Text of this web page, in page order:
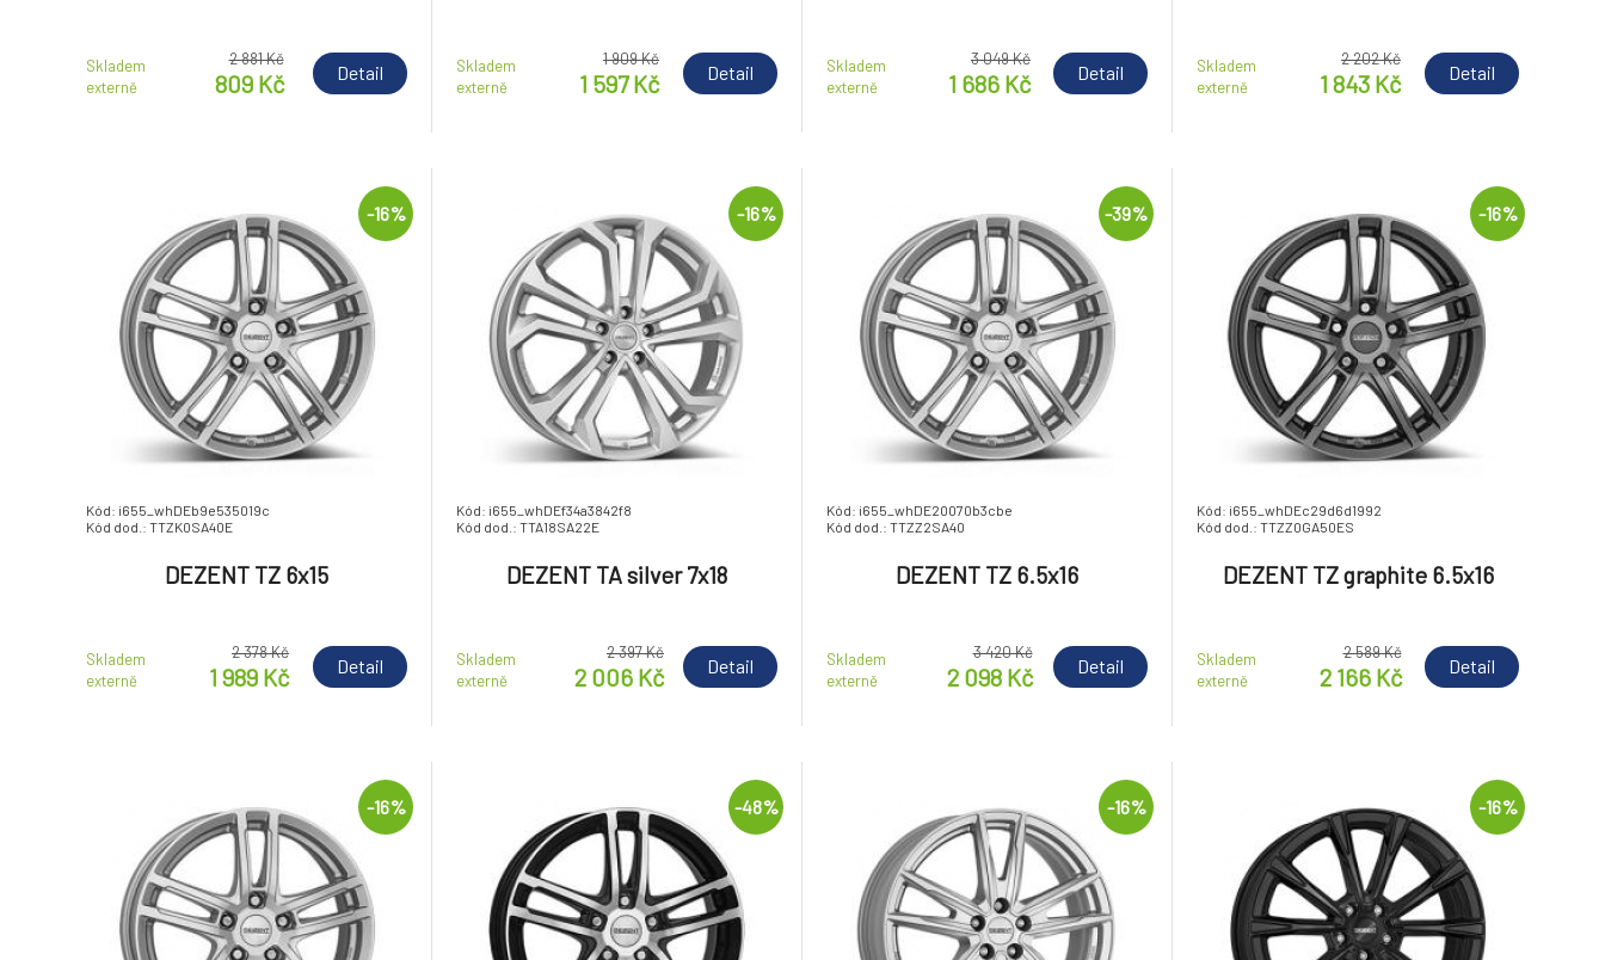
Skladem
externě
2 881 Kč
809 Kč Detail
Skladem
externě
1 909 Kč
1 597 Kč Detail
Skladem
externě
3 049 Kč
1 686 Kč Detail
Skladem
externě
2 202 Kč
1 843 Kč Detail
-16%
Kód: i655_whDEb9e535019c
Kód dod.: TTZK0SA40E
DEZENT TZ 6x15
Skladem
externě
2 378 Kč
1 989 Kč Detail
-16%
Kód: i655_whDEf34a3842f8
Kód dod.: TTA18SA22E
DEZENT TA silver 7x18
Skladem
externě
2 397 Kč
2 006 Kč Detail
-39%
Kód: i655_whDE20070b3cbe
Kód dod.: TTZZ2SA40
DEZENT TZ 6.5x16
Skladem
externě
3 420 Kč
2 098 Kč Detail
-16%
Kód: i655_whDEc29d6d1992
Kód dod.: TTZZ0GA50ES
DEZENT TZ graphite 6.5x16
Skladem
externě
2 589 Kč
2 166 Kč Detail
-16% -48% -16% -16%